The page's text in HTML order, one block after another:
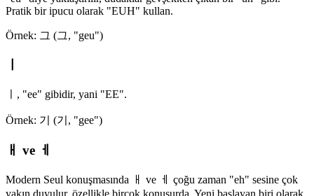
Pratik bir ipucu olarak "EUH" kullan.
Örnek: 그 (그, "geu")
ㅣ, "ee" gibidir, yani "EE".
Örnek: 기 (기, "gee")
ㅐ ve ㅔ
Modern Seul konuşmasında ㅐ ve ㅔ çoğu zaman "eh" sesine çok
yakın duyulur, özellikle birçok konuşurda. Yeni başlayan biri olarak